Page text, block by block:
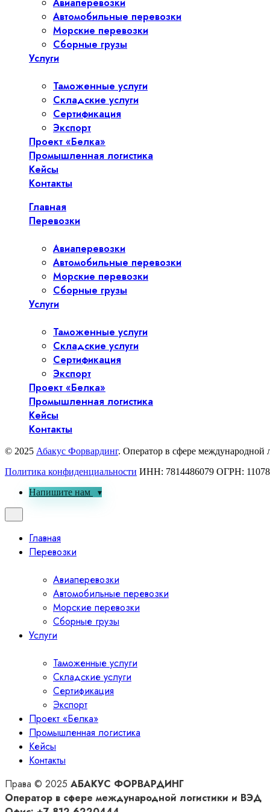
Автомобильные перевозки
Морские перевозки
Сборные грузы
Услуги
Таможенные услуги
Складские услуги
Сертификация
Экспорт
Проект «Белка»
Промышленная логистика
Кейсы
Контакты
Главная
Перевозки
Авиаперевозки
Автомобильные перевозки
Морские перевозки
Сборные грузы
Услуги
Таможенные услуги
Складские услуги
Сертификация
Экспорт
Проект «Белка»
Промышленная логистика
Кейсы
Контакты
© 2025 Абакус Форвардинг. Оператор в сфере
Политика конфиденциальности ИНН: 7814486079 ОГРН:
Напишите нам
Главная
Перевозки
Авиаперевозки
Автомобильные перевозки
Морские перевозки
Сборные грузы
Услуги
Таможенные услуги
Складские услуги
Сертификация
Экспорт
Проект «Белка»
Промышленная логистика
Кейсы
Контакты
Права © 2025 АБАКУС ФОРВАРДИНГ
Оператор в сфере международной логистики и ВЭД